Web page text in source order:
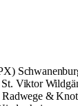
Viktor
Radwege &